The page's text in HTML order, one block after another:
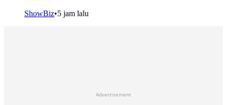
ShowBiz•5 jam lalu
Advertisement